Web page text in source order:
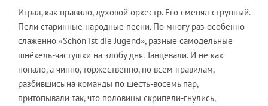
Играл, как правило, духовой оркестр. Его сменял струнный.
Пели старинные народные песни. По многу раз особенно
слаженно «Schön ist die Jugend», разные самодельные
шнёкель-частушки на злобу дня. Танцевали. И не как
попало, а чинно, торжественно, по всем правилам,
разбившись на команды по шесть-восемь пар,
притопывали так, что половицы скрипели-гнулись,